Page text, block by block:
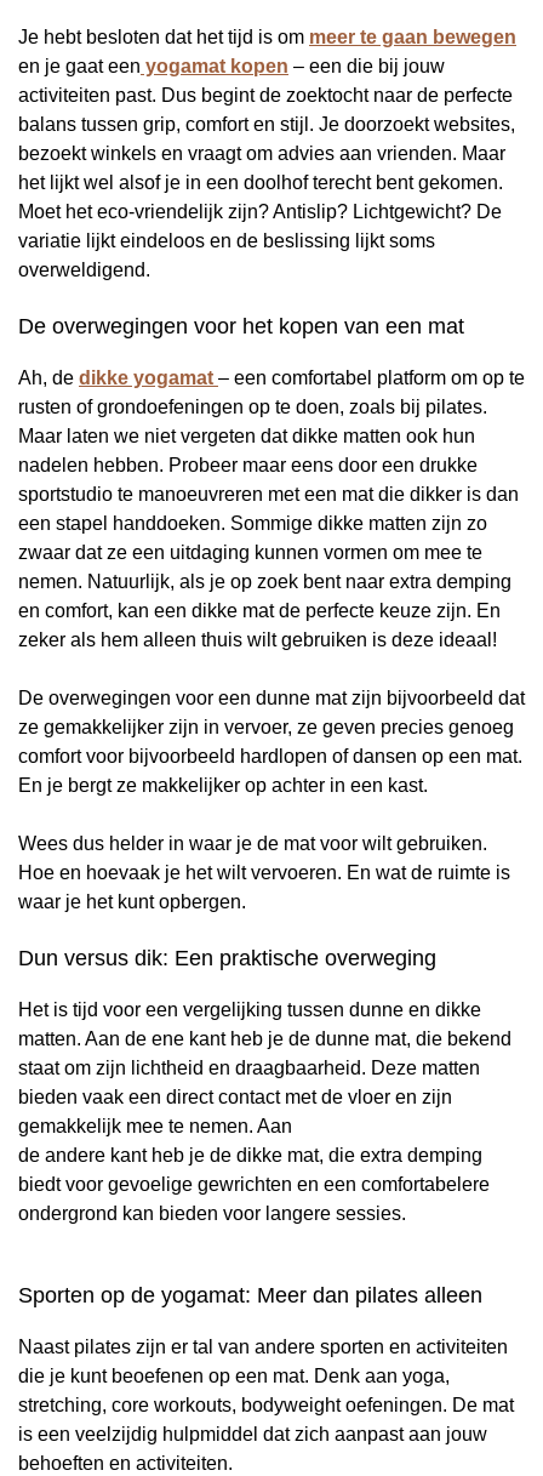
Je hebt besloten dat het tijd is om meer te gaan bewegen
en je gaat een yogamat kopen – een die bij jouw
activiteiten past. Dus begint de zoektocht naar de perfecte
balans tussen grip, comfort en stijl. Je doorzoekt websites,
bezoekt winkels en vraagt om advies aan vrienden. Maar
het lijkt wel alsof je in een doolhof terecht bent gekomen.
Moet het eco-vriendelijk zijn? Antislip? Lichtgewicht? De
variatie lijkt eindeloos en de beslissing lijkt soms
overweldigend.
De overwegingen voor het kopen van een mat
Ah, de dikke yogamat – een comfortabel platform om op te
rusten of grondoefeningen op te doen, zoals bij pilates.
Maar laten we niet vergeten dat dikke matten ook hun
nadelen hebben. Probeer maar eens door een drukke
sportstudio te manoeuvreren met een mat die dikker is dan
een stapel handdoeken. Sommige dikke matten zijn zo
zwaar dat ze een uitdaging kunnen vormen om mee te
nemen. Natuurlijk, als je op zoek bent naar extra demping
en comfort, kan een dikke mat de perfecte keuze zijn. En
zeker als hem alleen thuis wilt gebruiken is deze ideaal!
De overwegingen voor een dunne mat zijn bijvoorbeeld dat
ze gemakkelijker zijn in vervoer, ze geven precies genoeg
comfort voor bijvoorbeeld hardlopen of dansen op een mat.
En je bergt ze makkelijker op achter in een kast.
Wees dus helder in waar je de mat voor wilt gebruiken.
Hoe en hoevaak je het wilt vervoeren. En wat de ruimte is
waar je het kunt opbergen.
Dun versus dik: Een praktische overweging
Het is tijd voor een vergelijking tussen dunne en dikke
matten. Aan de ene kant heb je de dunne mat, die bekend
staat om zijn lichtheid en draagbaarheid. Deze matten
bieden vaak een direct contact met de vloer en zijn
gemakkelijk mee te nemen. Aan
de andere kant heb je de dikke mat, die extra demping
biedt voor gevoelige gewrichten en een comfortabelere
ondergrond kan bieden voor langere sessies.
Sporten op de yogamat: Meer dan pilates alleen
Naast pilates zijn er tal van andere sporten en activiteiten
die je kunt beoefenen op een mat. Denk aan yoga,
stretching, core workouts, bodyweight oefeningen. De mat
is een veelzijdig hulpmiddel dat zich aanpast aan jouw
behoeften en activiteiten.